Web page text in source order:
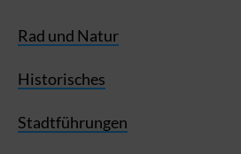
Rad und Natur
Historisches
Stadtführungen